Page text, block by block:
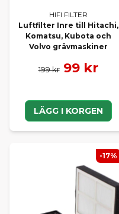
HIFI FILTER
Luftfilter Inre till Hitachi,
Komatsu, Kubota och
Volvo grävmaskiner
199 kr 99 kr
LÄGG I KORGEN
-17%